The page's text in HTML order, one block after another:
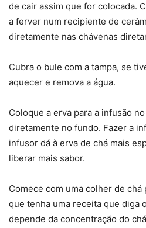
de cair assim que for colocada.
a ferver num recipiente de
diretamente nas chávenas
Cubra o bule com a tampa, se
aquecer e remova a água.
Coloque a erva para a infusão
diretamente no fundo. Fazer a
infusor dá à erva de chá mais
liberar mais sabor.
Comece com uma colher de chá
que tenha uma receita que diga
depende da concentração do